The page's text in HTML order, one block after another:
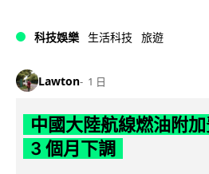
科技娛樂 生活科技 旅遊
Lawton 1 日
中國大陸航線燃油附
3 個月下調